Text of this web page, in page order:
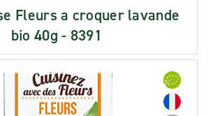
Fleurs a croquer lavande
bio 40g - 8391